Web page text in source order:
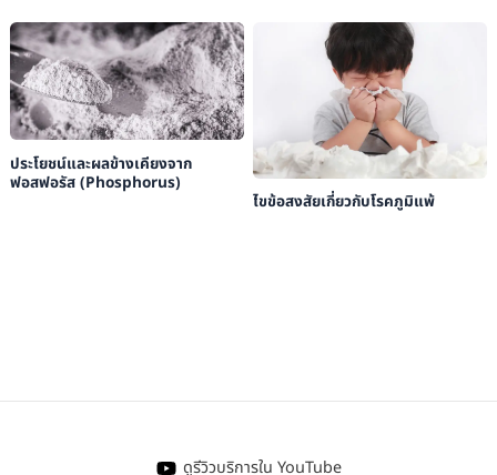
ประโยชน์และผลข้างเคียงจาก
ฟอสฟอรัส (Phosphorus)
ไขข้อสงสัยเกี่ยวกับโรคภูมิแพ้
ดูรีวิวบริการใน YouTube